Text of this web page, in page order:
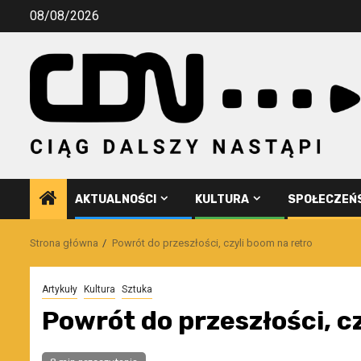
Przejdź08/08/2026
AKTUALNOŚCI KULTURA
Strona główna Powrót do przeszłości, czyli boom na retro
Artykuły Kultura Sztuka
Powrót do przeszłości,